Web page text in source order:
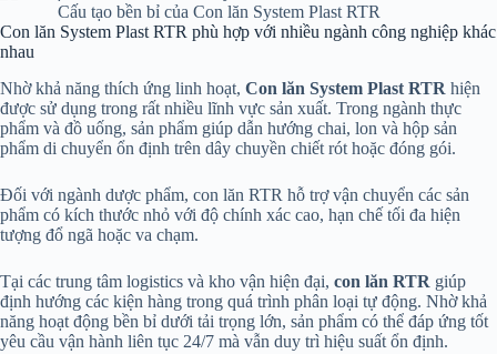
Cấu tạo bền bỉ của Con lăn System Plast RTR
Con lăn System Plast RTR phù hợp với nhiều ngành công nghiệp khác
nhau
Nhờ khả năng thích ứng linh hoạt, Con lăn System Plast RTR hiện
được sử dụng trong rất nhiều lĩnh vực sản xuất. Trong ngành thực
phẩm và đồ uống, sản phẩm giúp dẫn hướng chai, lon và hộp sản
phẩm di chuyển ổn định trên dây chuyền chiết rót hoặc đóng gói.
Đối với ngành dược phẩm, con lăn RTR hỗ trợ vận chuyển các sản
phẩm có kích thước nhỏ với độ chính xác cao, hạn chế tối đa hiện
tượng đổ ngã hoặc va chạm.
Tại các trung tâm logistics và kho vận hiện đại, con lăn RTR giúp
định hướng các kiện hàng trong quá trình phân loại tự động. Nhờ khả
năng hoạt động bền bỉ dưới tải trọng lớn, sản phẩm có thể đáp ứng tốt
yêu cầu vận hành liên tục 24/7 mà vẫn duy trì hiệu suất ổn định.